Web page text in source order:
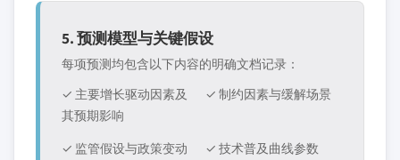
5. 预测模型与关键假设
每项预测均包含以下内容的明确文档记录：
✓ 主要增长驱动因素及
其预期影响
✓ 制约因素与缓解场景
✓ 监管假设与政策变动
✓ 技术普及曲线参数